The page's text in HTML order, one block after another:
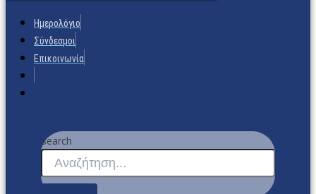
Ημερολόγιο
Σύνδεσμοι
Επικοινωνία
Search